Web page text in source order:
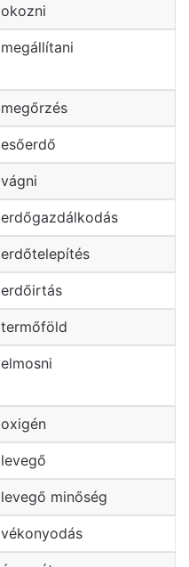
okozni
megállítani
megőrzés
esőerdő
vágni
erdőgazdálkodás
erdőtelepítés
erdőirtás
termőföld
elmosni
oxigén
levegő
levegő minőség
vékonyodás